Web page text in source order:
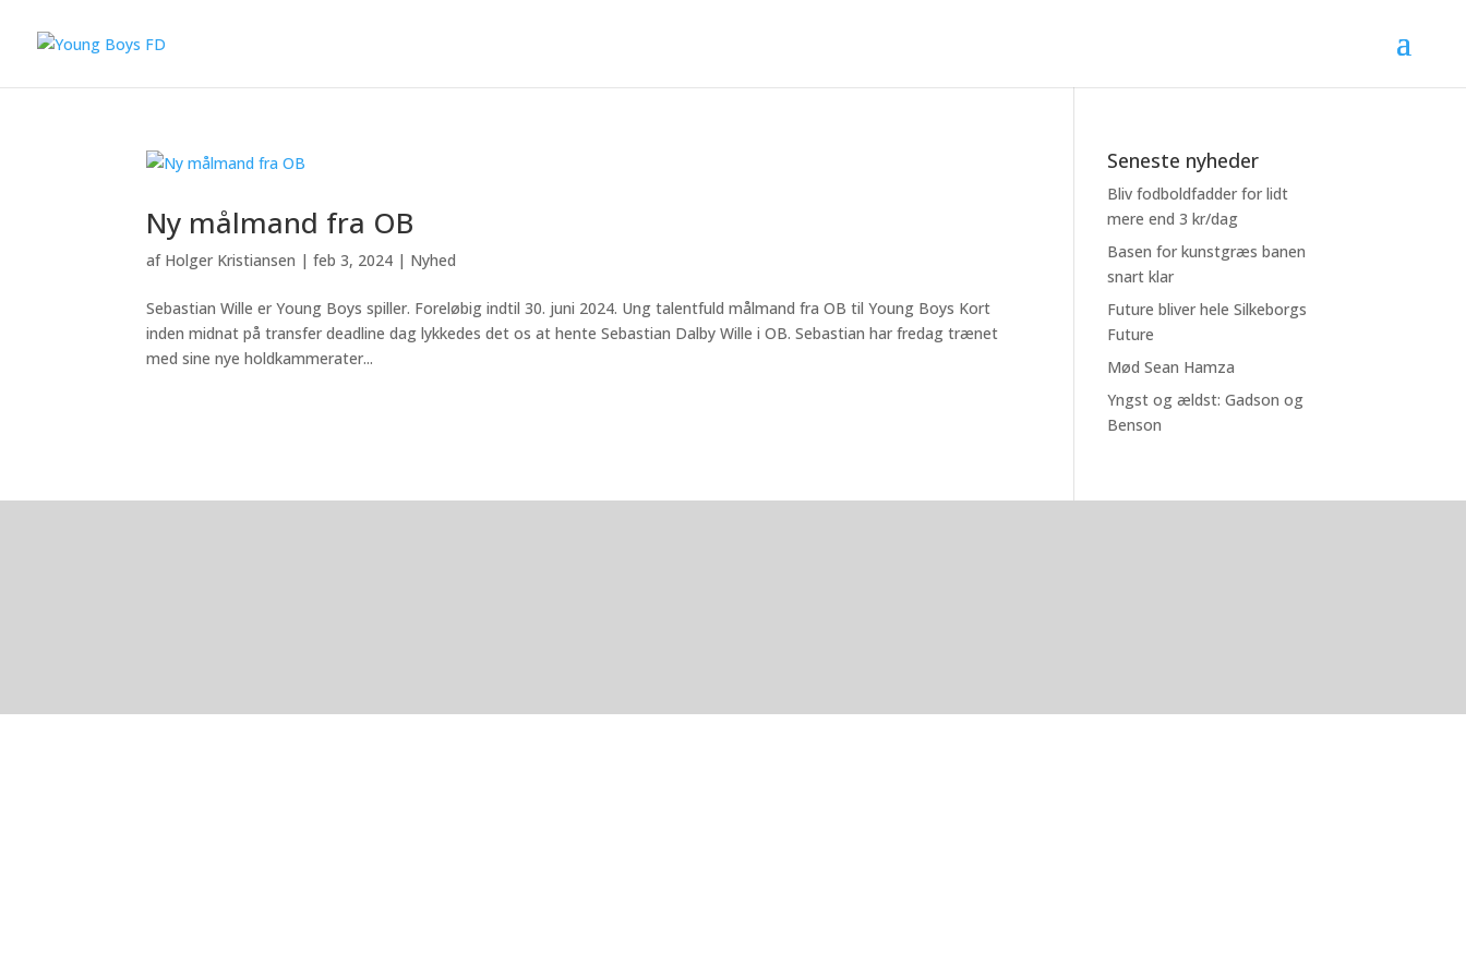
Ny målmand fra OB
af Holger Kristiansen |feb 3, 2024 | Nyhed
Sebastian Wille er Young Boys spiller. Foreløbig indtil 30. juni 2024. Ung talentfuld målmand fra OB til Young Boys Kort
inden midnat på transfer deadline dag lykkedes det os at hente Sebastian Dalby Wille i OB. Sebastian har fredag trænet
med sine nye holdkammerater...
Seneste nyheder
Bliv fodboldfadder for lidt
mere end 3 kr/dag
Basen for kunstgræs banen
snart klar
Future bliver hele Silkeborgs
Future
Mød Sean Hamza
Yngst og ældst: Gadson og
Benson